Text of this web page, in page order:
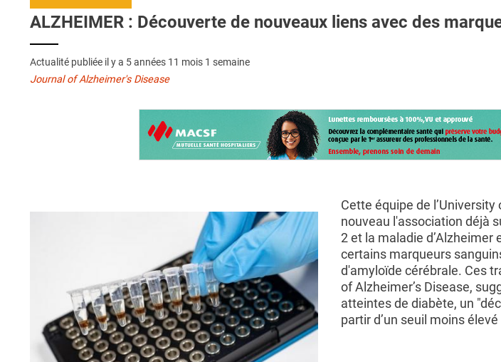
ALZHEIMER : Découverte de nouveaux liens avec des
Actualité publiée il y a 5 années 11 mois 1 semaine
Journal of Alzheimer's Disease
Cette équipe de
nouveau l'association déjà
2 et la maladie d’Alzheimer
certains marqueurs
d'amyloïde cérébrale. Ces
of Alzheimer’s Disease,
atteintes de diabète, un
partir d’un seuil moins